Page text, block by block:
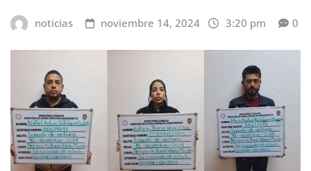
noticias noviembre 14, 2024 3:20 pm 0